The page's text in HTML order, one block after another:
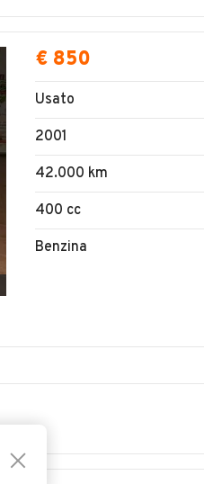
€ 850
Usato
2001
42.000 km
400 cc
Benzina